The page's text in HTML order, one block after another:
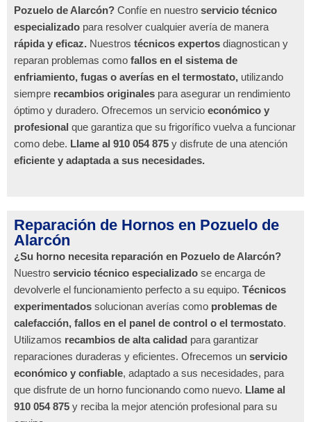
Pozuelo de Alarcón? Confíe en nuestro servicio técnico
especializado para resolver cualquier avería de manera
rápida y eficaz. Nuestros técnicos expertos diagnostican y
reparan problemas como fallos en el sistema de
enfriamiento, fugas o averías en el termostato, utilizando
siempre recambios originales para asegurar un rendimiento
óptimo y duradero. Ofrecemos un servicio económico y
profesional que garantiza que su frigorífico vuelva a funcionar
como debe. Llame al 910 054 875 y disfrute de una atención
eficiente y adaptada a sus necesidades.
Reparación de Hornos en Pozuelo de
Alarcón
¿Su horno necesita reparación en Pozuelo de Alarcón?
Nuestro servicio técnico especializado se encarga de
devolverle el funcionamiento perfecto a su equipo. Técnicos
experimentados solucionan averías como problemas de
calefacción, fallos en el panel de control o el termostato.
Utilizamos recambios de alta calidad para garantizar
reparaciones duraderas y eficientes. Ofrecemos un servicio
económico y confiable, adaptado a sus necesidades, para
que disfrute de un horno funcionando como nuevo. Llame al
910 054 875 y reciba la mejor atención profesional para su